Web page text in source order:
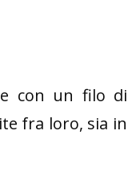
con un filo di
fra loro, sia in